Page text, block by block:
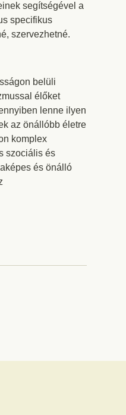
segítségével a
specifikus
szervezhetné.
belüli
élőket
lenne ilyen
az önállóbb életre
komplex
szociális és
és önálló